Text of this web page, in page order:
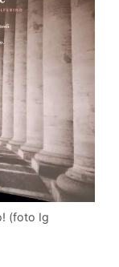
(foto Ig